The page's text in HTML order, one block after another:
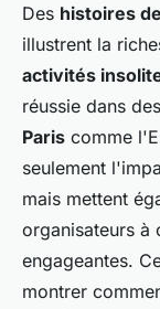
Des histoires
illustrent la
activités
réussie dans des
Paris comme
seulement
mais mettent
organisateurs à
engageantes.
montrer